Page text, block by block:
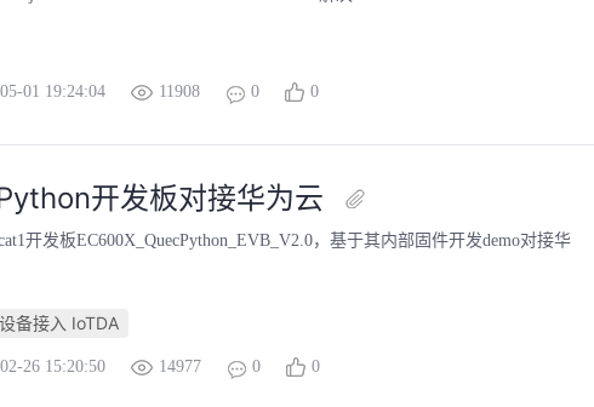
01 19:24:04 11908 0 0
开发板对接华为云
开发板EC600X_QuecPython_EVB_V2.0，基于其内部固件开发demo对接华
设备接入 IoTDA
26 15:20:50 14977 0 0